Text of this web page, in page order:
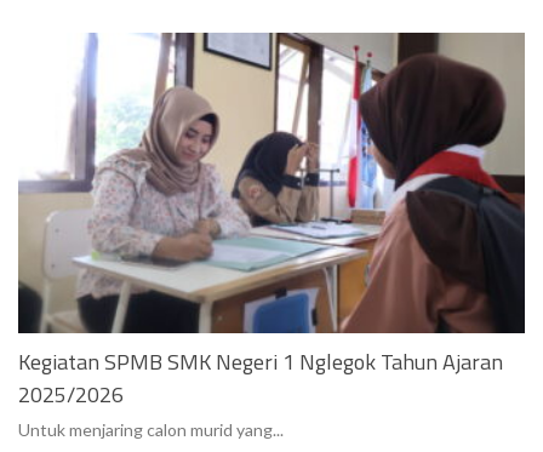
Kegiatan SPMB SMK Negeri 1 Nglegok Tahun Ajaran
2025/2026
Untuk menjaring calon murid yang...